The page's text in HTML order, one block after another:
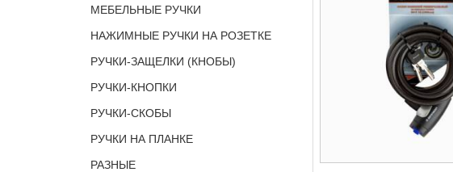
МЕБЕЛЬНЫЕ РУЧКИ
НАЖИМНЫЕ РУЧКИ НА РОЗЕТКЕ
РУЧКИ-ЗАЩЕЛКИ (КНОБЫ)
РУЧКИ-КНОПКИ
РУЧКИ-СКОБЫ
РУЧКИ НА ПЛАНКЕ
РАЗНЫЕ